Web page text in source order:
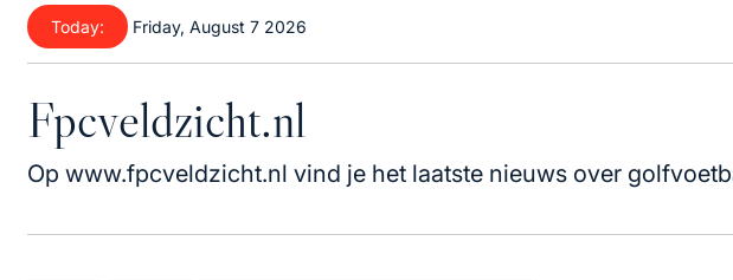
Skip
content
Today: Friday, August 7 2026
Fpcveldzicht.nl
Op www.fpcveldzicht.nl vind je het laatste nieuws over